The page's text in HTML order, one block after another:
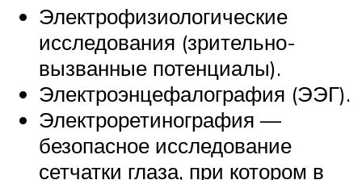
Электрофизиологические
исследования (зрительно-
вызванные потенциалы).
Электроэнцефалография (ЭЭГ).
Электроретинография —
безопасное исследование
сетчатки глаза, при котором в